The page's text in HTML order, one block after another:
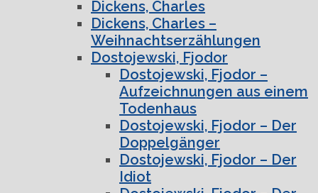
Dickens, Charles
Dickens, Charles –
Weihnachtserzählungen
Dostojewski, Fjodor
Dostojewski, Fjodor –
Aufzeichnungen aus einem
Todenhaus
Dostojewski, Fjodor – Der
Doppelgänger
Dostojewski, Fjodor – Der
Idiot